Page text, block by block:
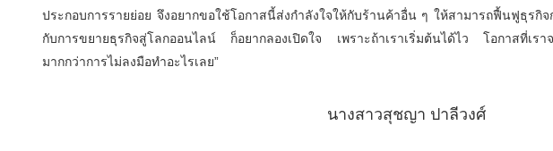
ประกอบการรายย่อย จึงอยากขอใช้โอกาสนี้ส่งกำลังใจให้กับร้านค้าอื่น ๆ ให้สามารถฟื้นฟูธุรกิจ
กับการขยายธุรกิจสู่โลกออนไลน์ ก็อยากลองเปิดใจ เพราะถ้าเราเริ่มต้นได้ไว โอกาสที่เราจ
มากกว่าการไม่ลงมือทำอะไรเลย”
นางสาวสุชญา ปาลีวงศ์